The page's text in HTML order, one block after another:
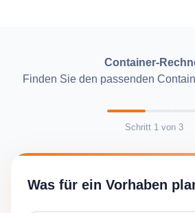
Container-
Finden Sie den passenden
Schritt 1von 3
Was für ein Vorhaben